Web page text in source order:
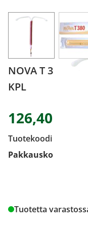
View larger
NOVA T 380
KPL
126,40 €
Tuotekoodi
Pakkauskoko
Tuotetta